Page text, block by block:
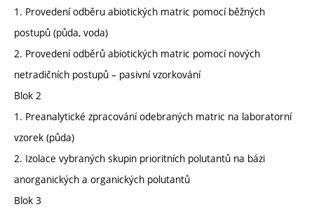
1. Provedení odběru abiotických matric pomocí běžných
postupů (půda, voda)
2. Provedení odběrů abiotických matric pomocí nových
netradičních postupů – pasivní vzorkování
Blok 2
1. Preanalytické zpracování odebraných matric na laboratorní
vzorek (půda)
2. Izolace vybraných skupin prioritních polutantů na bázi
anorganických a organických polutantů
Blok 3